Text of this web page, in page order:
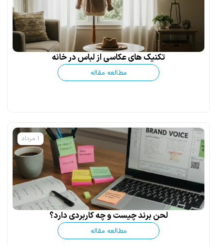
تکنیک های عکاسی از لباس در خانه
مطالعه مقاله
1 مرداد
لحن برند چیست و چه کاربردی دارد؟
مطالعه مقاله